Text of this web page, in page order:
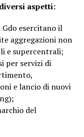
aspetti:
esercitano il
aggregazioni non
e supercentrali;
per servizi di
e lancio di nuovi
del